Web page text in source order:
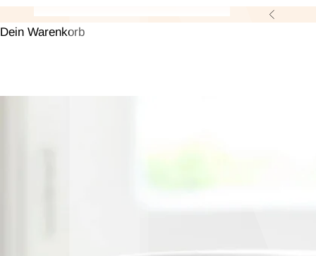
Zurück
Dein Warenkorb